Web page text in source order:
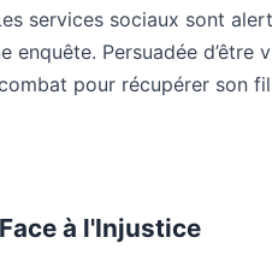
services sociaux sont
enquête. Persuadée d’être
pour récupérer son
à l'Injustice